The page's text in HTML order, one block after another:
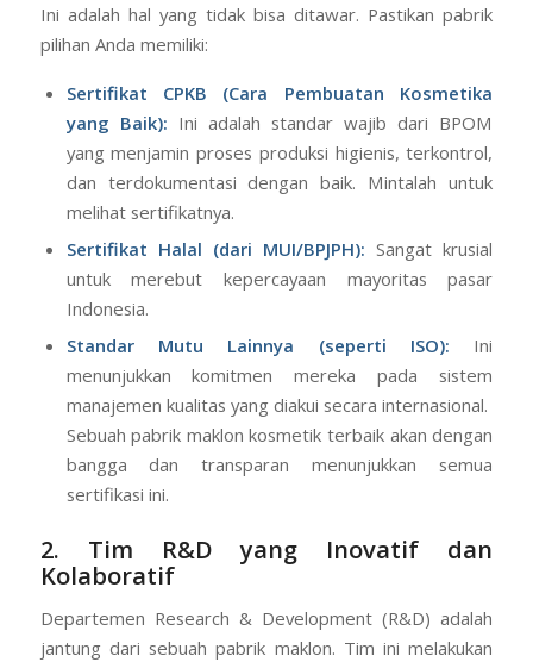
Ini adalah hal yang tidak bisa ditawar. Pastikan pabrik
pilihan Anda memiliki:
Sertifikat CPKB (Cara Pembuatan Kosmetika
yang Baik): Ini adalah standar wajib dari BPOM
yang menjamin proses produksi higienis, terkontrol,
dan terdokumentasi dengan baik. Mintalah untuk
melihat sertifikatnya.
Sertifikat Halal (dari MUI/BPJPH): Sangat krusial
untuk merebut kepercayaan mayoritas pasar
Indonesia.
Standar Mutu Lainnya (seperti ISO): Ini
menunjukkan komitmen mereka pada sistem
manajemen kualitas yang diakui secara internasional.
Sebuah pabrik maklon kosmetik terbaik akan dengan
bangga dan transparan menunjukkan semua
sertifikasi ini.
2. Tim R&D yang Inovatif dan
Kolaboratif
Departemen Research & Development (R&D) adalah
jantung dari sebuah pabrik maklon. Tim ini melakukan